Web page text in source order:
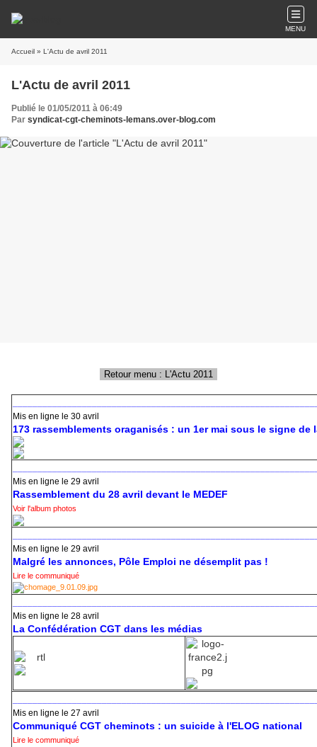
MENU
Accueil » L'Actu de avril 2011
L'Actu de avril 2011
Publié le 01/05/2011 à 06:49
Par syndicat-cgt-cheminots-lemans.over-blog.com
Mis en ligne le 30 avril
173 rassemblements oraganisés : un 1er mai sous le signe de
Mis en ligne le 29 avril
Rassemblement du 28 avril devant le MEDEF
Voir l'album photos
Mis en ligne le 29 avril
Malgré les annonces, Pôle Emploi ne désemplit pas !
Lire le communiqué
Mis en ligne le 28 avril
La Confédération CGT dans les médias
Mis en ligne le 27 avril
Communiqué CGT cheminots : un suicide à l'ELOG national
Lire le communiqué